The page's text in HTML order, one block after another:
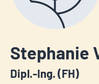
Stephanie
Dipl.-Ing. (FH)